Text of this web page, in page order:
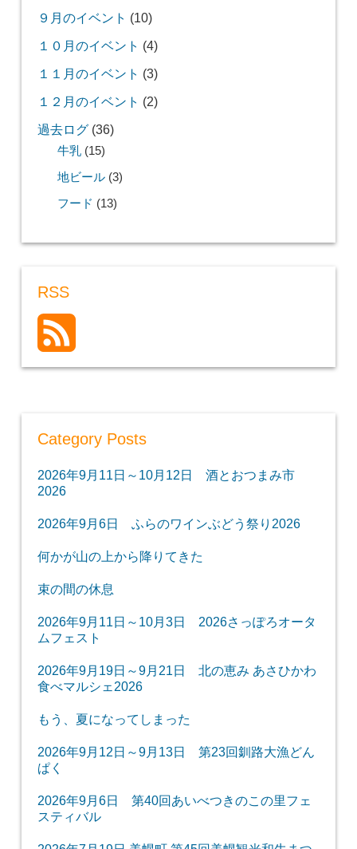
９月のイベント (10)
１０月のイベント (4)
１１月のイベント (3)
１２月のイベント (2)
過去ログ(36)
牛乳(15)
地ビール(3)
フード (13)
RSS
Category Posts
2026年9月11日～10月12日 酒とおつまみ市
2026
2026年9月6日 ふらのワインぶどう祭り2026
何かが山の上から降りてきた
束の間の休息
2026年9月11日～10月3日 2026さっぽろオータ
ムフェスト
2026年9月19日～9月21日 北の恵み あさひかわ
食べマルシェ2026
もう、夏になってしまった
2026年9月12日～9月13日 第23回釧路大漁どん
ぱく
2026年9月6日 第40回あいべつきのこの里フェ
スティバル